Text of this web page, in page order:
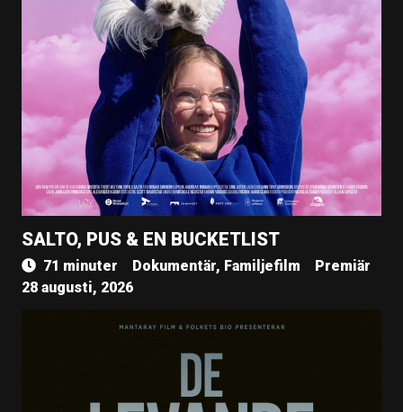
SALTO, PUS & EN BUCKETLIST
71 minuter Dokumentär, Familjefilm
Premiär
28 augusti, 2026